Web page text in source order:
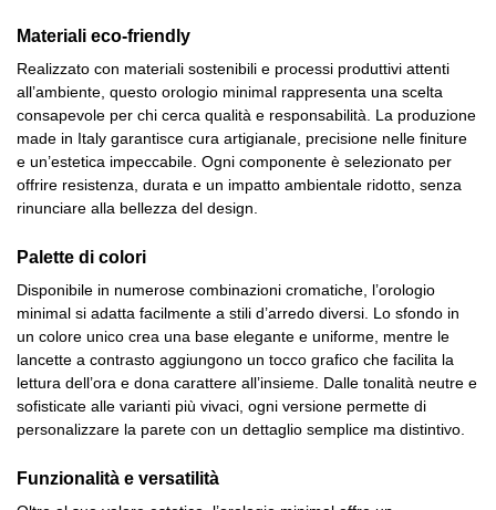
Materiali eco-friendly
Realizzato con materiali sostenibili e processi produttivi attenti
all’ambiente, questo orologio minimal rappresenta una scelta
consapevole per chi cerca qualità e responsabilità. La produzione
made in Italy garantisce cura artigianale, precisione nelle finiture
e un’estetica impeccabile. Ogni componente è selezionato per
offrire resistenza, durata e un impatto ambientale ridotto, senza
rinunciare alla bellezza del design.
Palette di colori
Disponibile in numerose combinazioni cromatiche, l’orologio
minimal si adatta facilmente a stili d’arredo diversi. Lo sfondo in
un colore unico crea una base elegante e uniforme, mentre le
lancette a contrasto aggiungono un tocco grafico che facilita la
lettura dell’ora e dona carattere all’insieme. Dalle tonalità neutre e
sofisticate alle varianti più vivaci, ogni versione permette di
personalizzare la parete con un dettaglio semplice ma distintivo.
Funzionalità e versatilità